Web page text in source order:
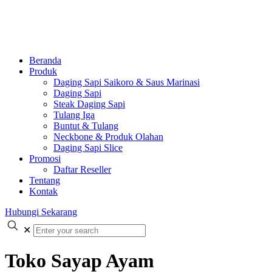
Beranda
Produk
Daging Sapi Saikoro & Saus Marinasi
Daging Sapi
Steak Daging Sapi
Tulang Iga
Buntut & Tulang
Neckbone & Produk Olahan
Daging Sapi Slice
Promosi
Daftar Reseller
Tentang
Kontak
Hubungi Sekarang
✕
Toko Sayap Ayam